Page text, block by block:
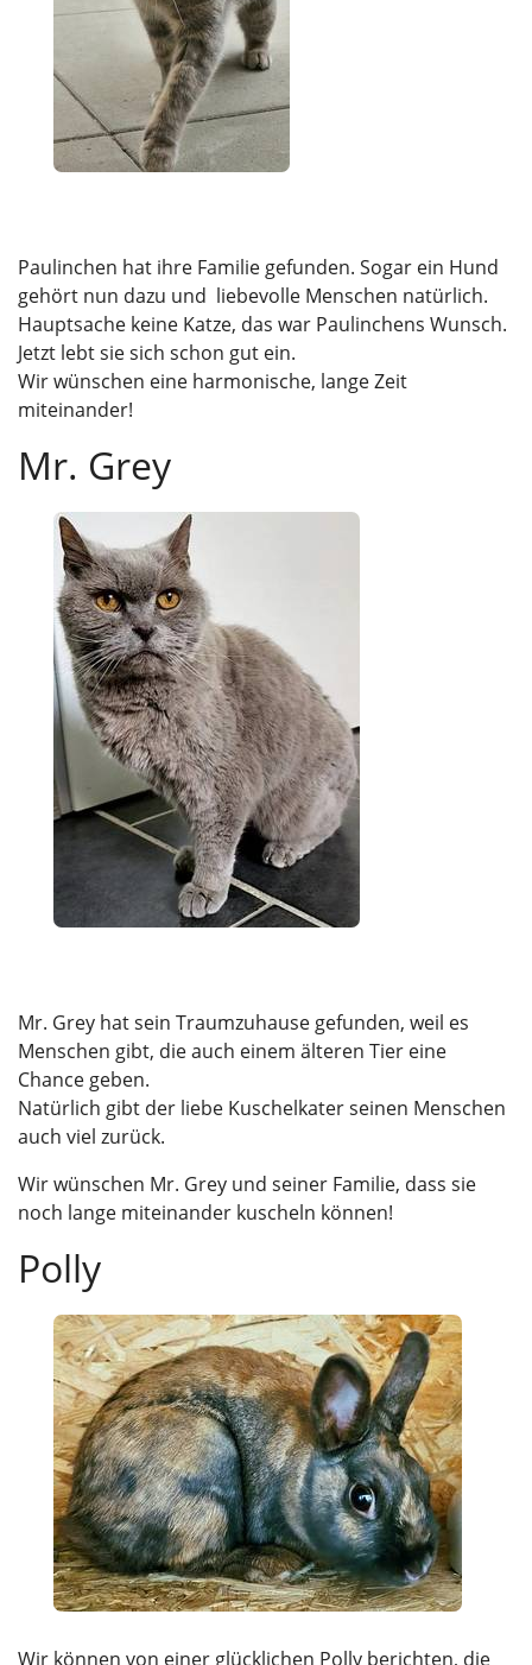
Paulinchen hat ihre Familie gefunden. Sogar ein Hund
gehört nun dazu und liebevolle Menschen natürlich.
Hauptsache keine Katze, das war Paulinchens Wunsch.
Jetzt lebt sie sich schon gut ein.
Wir wünschen eine harmonische, lange Zeit
miteinander!
Mr. Grey
Mr. Grey hat sein Traumzuhause gefunden, weil es
Menschen gibt, die auch einem älteren Tier eine
Chance geben.
Natürlich gibt der liebe Kuschelkater seinen Menschen
auch viel zurück.
Wir wünschen Mr. Grey und seiner Familie, dass sie
noch lange miteinander kuscheln können!
Polly
Wir können von einer glücklichen Polly berichten, die